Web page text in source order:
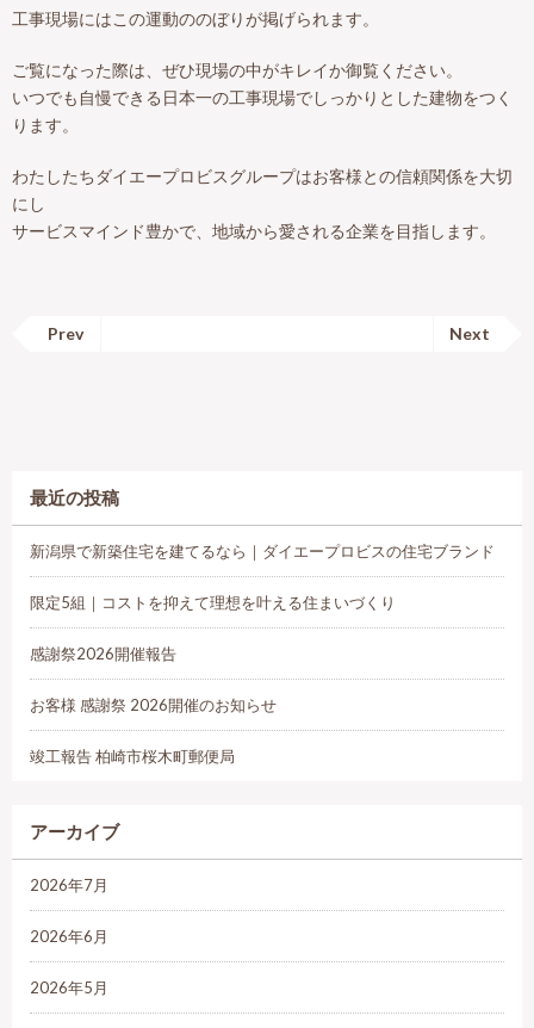
工事現場にはこの運動ののぼりが掲げられます。
ご覧になった際は、ぜひ現場の中がキレイか御覧ください。
いつでも自慢できる日本一の工事現場でしっかりとした建物をつく
ります。
わたしたちダイエープロビスグループはお客様との信頼関係を大切
にし
サービスマインド豊かで、地域から愛される企業を目指します。
Prev Next
最近の投稿
新潟県で新築住宅を建てるなら｜ダイエープロビスの住宅ブランド
限定5組｜コストを抑えて理想を叶える住まいづくり
感謝祭2026開催報告
お客様 感謝祭 2026開催のお知らせ
竣工報告 柏崎市桜木町郵便局
アーカイブ
2026年7月
2026年6月
2026年5月